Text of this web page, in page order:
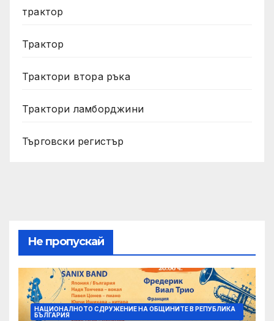
трактор
Трактор
Трактори втора ръка
Трактори ламборджини
Търговски регистър
Не пропускай
НАЦИОНАЛНОТО СДРУЖЕНИЕ НА ОБЩИНИТЕ В РЕПУБЛИКА
БЪЛГАРИЯ